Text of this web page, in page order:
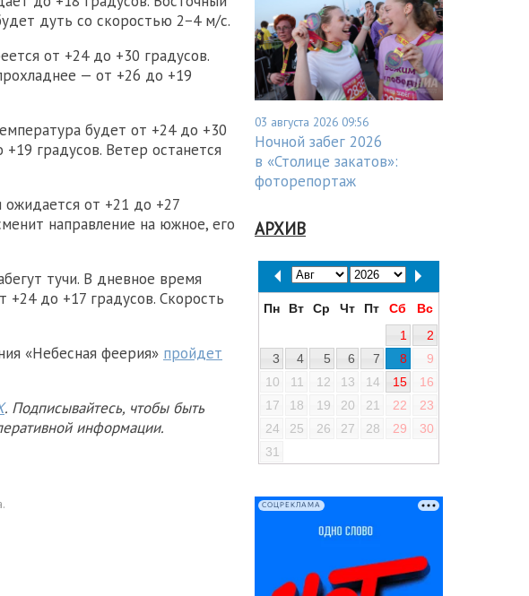
дуть со скоростью 2−4 м/с.
от +24 до +30 градусов.
— от +26 до +19
будет от +24 до +30
градусов. Ветер останется
ожидается от +21 до +27
направление на южное, его
тучи. В дневное время
+24 до +17 градусов. Скорость
«Небесная феерия» пройдет
. Подписывайтесь, чтобы быть
информации.
03 августа 2026 09:56
Ночной забег 2026
в «Столице закатов»:
фоторепортаж
АРХИВ
Пн Вт Ср Чт Пт Сб
Вс
1
2
3
4 5 6 7 8
9
10
11 12 13 14 15
16
17
18 19 20 21 22
23
24
25 26 27 28 29
30
31
СОЦРЕКЛАМА